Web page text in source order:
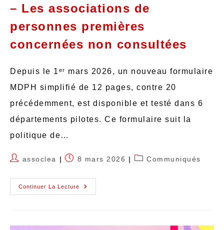
– Les associations de
personnes premières
concernées non consultées
Depuis le 1ᵉʳ mars 2026, un nouveau formulaire
MDPH simplifié de 12 pages, contre 20
précédemment, est disponible et testé dans 6
départements pilotes. Ce formulaire suit la
politique de…
assoclea 8 mars 2026 Communiqués
Continuer La Lecture